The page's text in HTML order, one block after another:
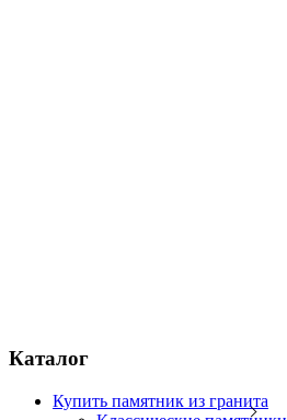
Каталог
Купить памятник из гранита